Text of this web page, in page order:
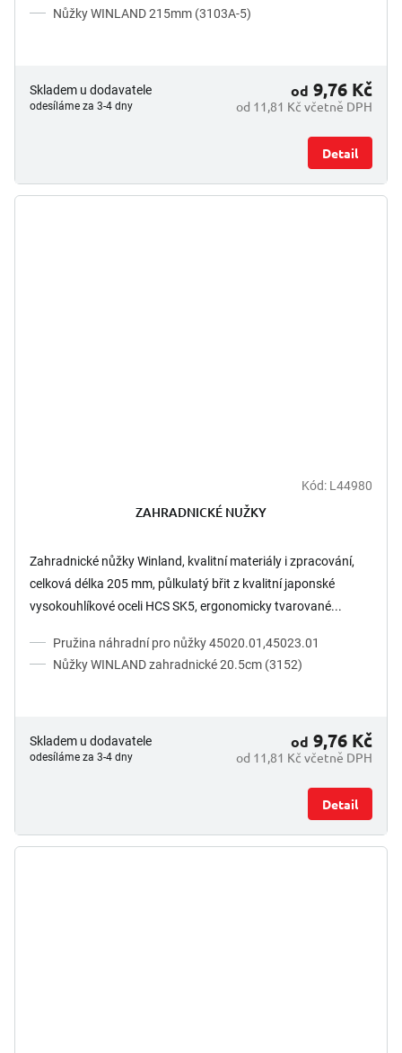
Nůžky WINLAND 215mm (3103A-5)
Skladem u dodavatele
odesíláme za 3-4 dny od 11,81 Kč včetně DPH
od 9,76 Kč
Detail
Kód: L44980
ZAHRADNICKÉ NUŽKY
Zahradnické nůžky Winland, kvalitní materiály i zpracování,
celková délka 205 mm, půlkulatý břit z kvalitní japonské
vysokouhlíkové oceli HCS SK5, ergonomicky tvarované...
Pružina náhradní pro nůžky 45020.01,45023.01
Nůžky WINLAND zahradnické 20.5cm (3152)
Skladem u dodavatele
odesíláme za 3-4 dny od 11,81 Kč včetně DPH
od 9,76 Kč
Detail